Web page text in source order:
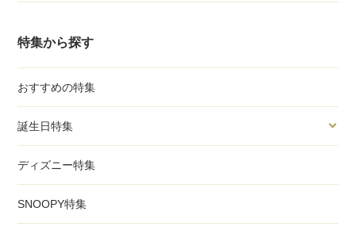
特集から探す
おすすめの特集
誕生日特集
ディズニー特集
SNOOPY特集